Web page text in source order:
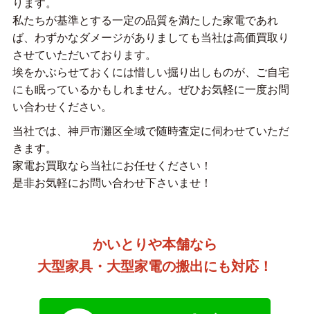
ります。
私たちが基準とする一定の品質を満たした家電であれ
ば、わずかなダメージがありましても当社は高価買取り
させていただいております。
埃をかぶらせておくには惜しい掘り出しものが、ご自宅
にも眠っているかもしれません。ぜひお気軽に一度お問
い合わせください。
当社では、神戸市灘区全域で随時査定に伺わせていただ
きます。
家電お買取なら当社にお任せください！
是非お気軽にお問い合わせ下さいませ！
かいとりや本舗なら
大型家具・大型家電の搬出にも対応！